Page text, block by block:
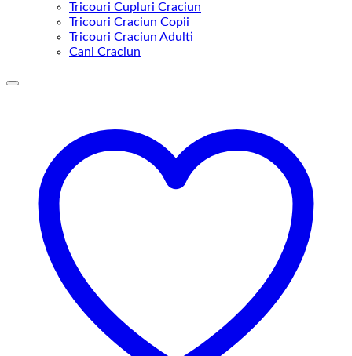
Tricouri Cupluri Craciun
Tricouri Craciun Copii
Tricouri Craciun Adulti
Cani Craciun